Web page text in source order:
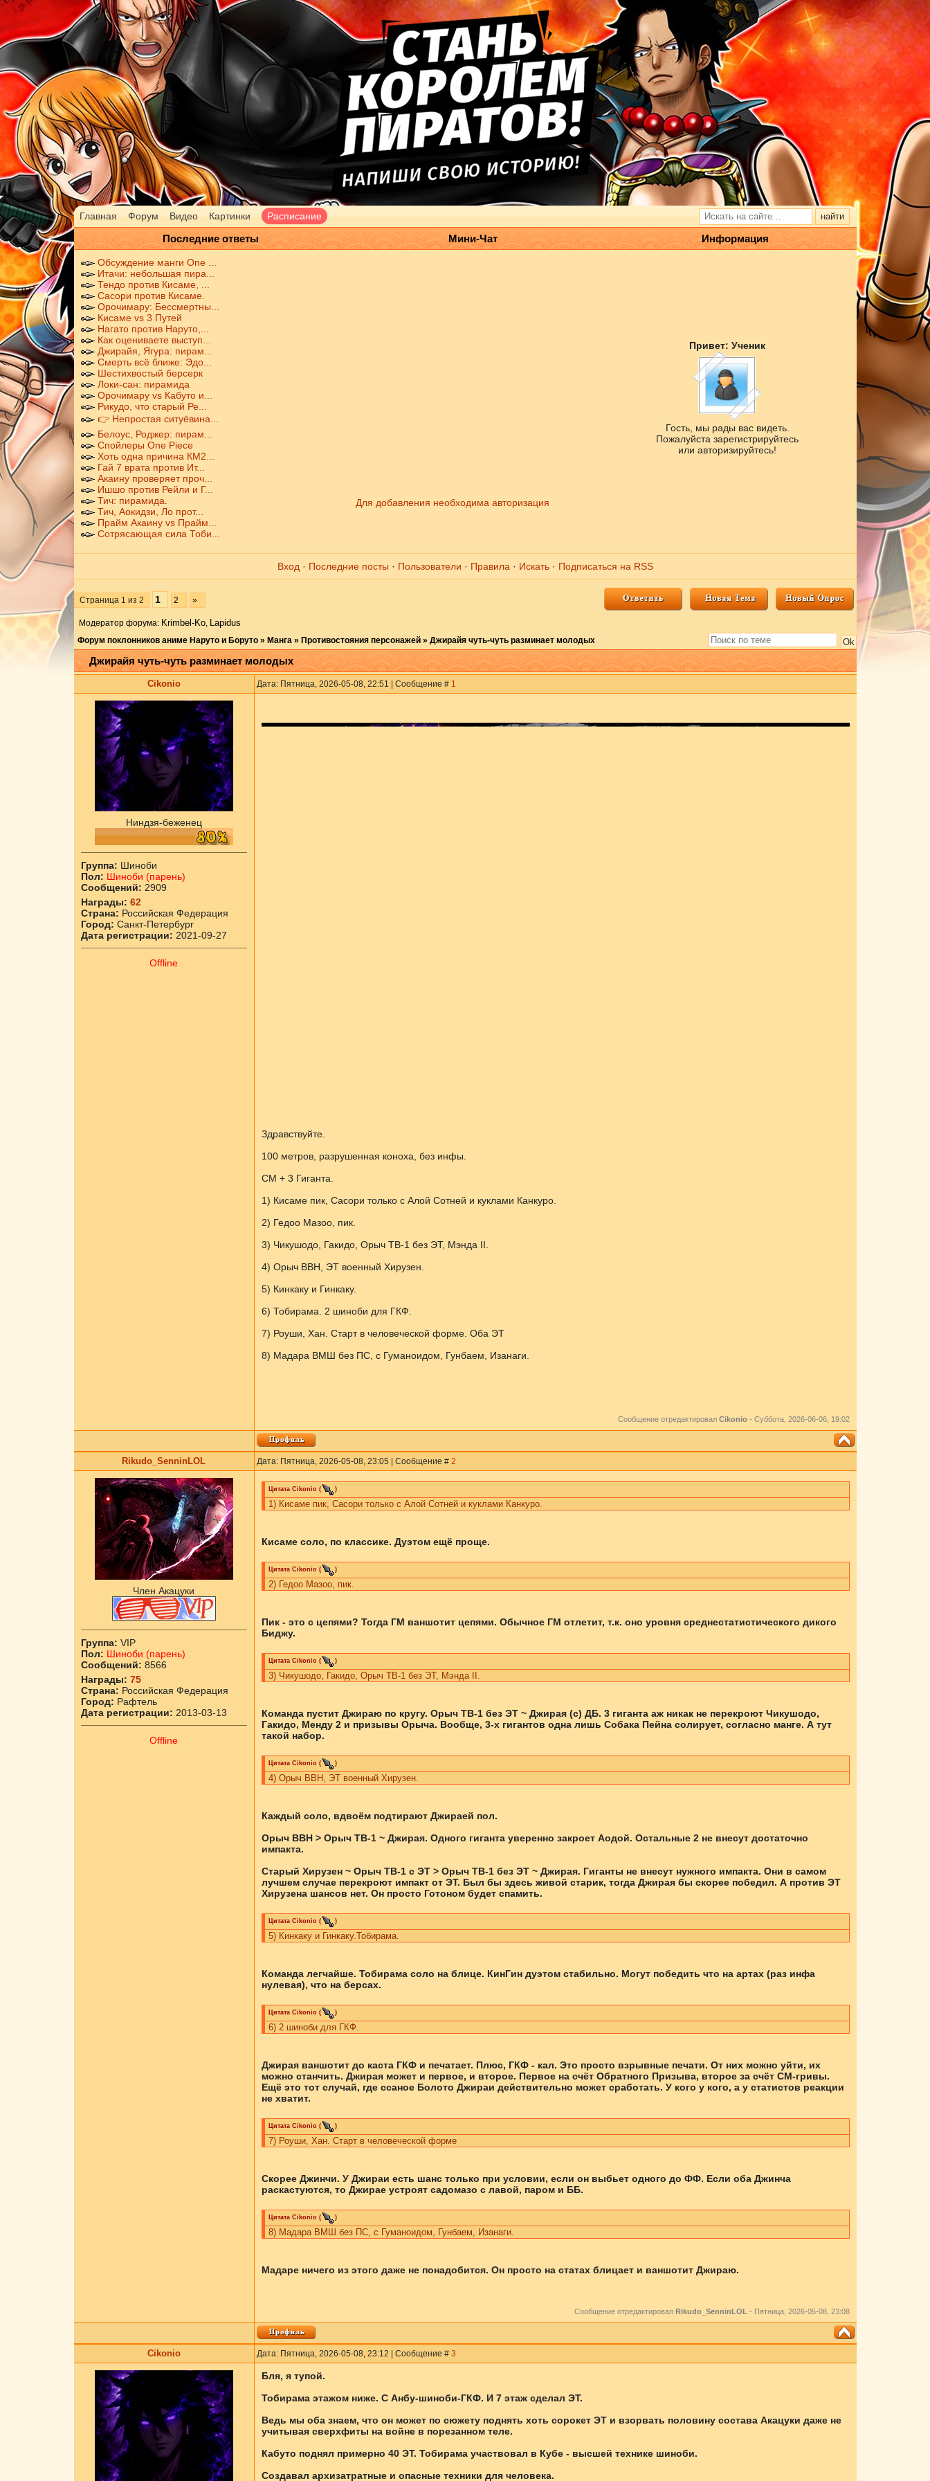
Главная Форум Видео Картинки Расписание
Последние ответы Мини-Чат Информация
Обсуждение манги One ...
Итачи: небольшая пира...
Тендо против Кисаме, ...
Сасори против Кисаме.
Орочимару: Бессмертны...
Кисаме vs 3 Путей
Нагато против Наруто,...
Как оцениваете выступ...
Джирайя, Ягура: пирам...
Смерть всё ближе: Эдо...
Шестихвостый берсерк
Локи-сан: пирамида
Орочимару vs Кабуто и...
Рикудо, что старый Ре...
👉 Непростая ситуёвина...
Белоус, Роджер: пирам...
Спойлеры One Piece
Хоть одна причина КМ2...
Гай 7 врата против Ит...
Акаину проверяет проч...
Ишшо против Рейли и Г...
Тич: пирамида.
Тич, Аокидзи, Ло прот...
Прайм Акаину vs Прайм...
Сотрясающая сила Тоби...
Для добавления необходима авторизация
Привет: Ученик
Гость, мы рады вас видеть.
Пожалуйста зарегистрируйтесь
или авторизируйтесь!
Вход · Последние посты · Пользователи · Правила · Искать· Подписаться на RSS
Страница 1 из 2 1 2 »
Модератор форума: Krimbel-Ko, Lapidus
Форум поклонников аниме Наруто и Боруто » Манга » Противостояния персонажей » Джирайя чуть-чуть разминает молодых
Джирайя чуть-чуть разминает молодых
Cikоnio Дата: Пятница, 2026-05-08, 22:51 | Сообщение # 1
Ниндзя-беженец
Группа: Шиноби
Пол: Шиноби (парень)
Сообщений: 2909
Награды: 62
Страна: Российская Федерация
Город: Санкт-Петербург
Дата регистрации: 2021-09-27
Offline
Здравствуйте.
100 метров, разрушенная коноха, без инфы.
СМ + 3 Гиганта.
1) Кисаме пик, Сасори только с Алой Сотней и куклами Канкуро.
2) Гедоо Мазоо, пик.
3) Чикушодо, Гакидо, Орыч ТВ-1 без ЭТ, Мэнда II.
4) Орыч ВВН, ЭТ военный Хирузен.
5) Кинкаку и Гинкаку.
6) Тобирама. 2 шиноби для ГКФ.
7) Роуши, Хан. Старт в человеческой форме. Оба ЭТ
8) Мадара ВМШ без ПС, с Гуманоидом, Гунбаем, Изанаги.
Сообщение отредактировал Cikоnio- Суббота, 2026-06-06, 19:02
Rikudo_SenninLOL Дата: Пятница, 2026-05-08, 23:05 | Сообщение # 2
Член Акацуки
Группа: VIP
Пол: Шиноби (парень)
Сообщений: 8566
Награды: 75
Страна: Российская Федерация
Город: Рафтель
Дата регистрации: 2013-03-13
Offline
Цитата Cikоnio ( )
1) Кисаме пик, Сасори только с Алой Сотней и куклами Канкуро.
Кисаме соло, по классике. Дуэтом ещё проще.
Цитата Cikоnio ( )
2) Гедоо Мазоо, пик.
Пик - это с цепями? Тогда ГМ ваншотит цепями. Обычное ГМ отлетит, т.к. оно уровня среднестатистического дикого
Биджу.
Цитата Cikоnio ( )
3) Чикушодо, Гакидо, Орыч ТВ-1 без ЭТ, Мэнда II.
Команда пустит Джираю по кругу. Орыч ТВ-1 без ЭТ ~ Джирая (с) ДБ. 3 гиганта аж никак не перекроют Чикушодо,
Гакидо, Менду 2 и призывы Орыча. Вообще, 3-х гигантов одна лишь Собака Пейна солирует, согласно манге. А тут
такой набор.
Цитата Cikоnio ( )
4) Орыч ВВН, ЭТ военный Хирузен.
Каждый соло, вдвоём подтирают Джираей пол.
Орыч ВВН > Орыч ТВ-1 ~ Джирая. Одного гиганта уверенно закроет Аодой. Остальные 2 не внесут достаточно
импакта.
Старый Хирузен ~ Орыч ТВ-1 с ЭТ > Орыч ТВ-1 без ЭТ ~ Джирая. Гиганты не внесут нужного импакта. Они в самом
лучшем случае перекроют импакт от ЭТ. Был бы здесь живой старик, тогда Джирая бы скорее победил. А против ЭТ
Хирузена шансов нет. Он просто Готоном будет спамить.
Цитата Cikоnio ( )
5) Кинкаку и Гинкаку.Тобирама.
Команда легчайше. Тобирама соло на блице. КинГин дуэтом стабильно. Могут победить что на артах (раз инфа
нулевая), что на берсах.
Цитата Cikоnio ( )
6) 2 шиноби для ГКФ.
Джирая ваншотит до каста ГКФ и печатает. Плюс, ГКФ - кал. Это просто взрывные печати. От них можно уйти, их
можно станчить. Джирая может и первое, и второе. Первое на счёт Обратного Призыва, второе за счёт СМ-гривы.
Ещё это тот случай, где ссаное Болото Джираи действительно может сработать. У кого у кого, а у статистов реакции
не хватит.
Цитата Cikоnio ( )
7) Роуши, Хан. Старт в человеческой форме
Скорее Джинчи. У Джираи есть шанс только при условии, если он выбьет одного до ФФ. Если оба Джинча
раскастуются, то Джирае устроят садомазо с лавой, паром и ББ.
Цитата Cikоnio ( )
8) Мадара ВМШ без ПС, с Гуманоидом, Гунбаем, Изанаги.
Мадаре ничего из этого даже не понадобится. Он просто на статах блицает и ваншотит Джираю.
Сообщение отредактировал Rikudo_SenninLOL - Пятница, 2026-05-08, 23:08
Cikоnio Дата: Пятница, 2026-05-08, 23:12 | Сообщение # 3
Бля, я тупой.
Тобирама этажом ниже. С Анбу-шиноби-ГКФ. И 7 этаж сделал ЭТ.
Ведь мы оба знаем, что он может по сюжету поднять хоть сорокет ЭТ и взорвать половину состава Акацуки даже не
учитывая сверхфиты на войне в порезанном теле.
Кабуто поднял примерно 40 ЭТ. Тобирама участвовал в Кубе - высшей технике шиноби.
Создавал архизатратные и опасные техники для человека.